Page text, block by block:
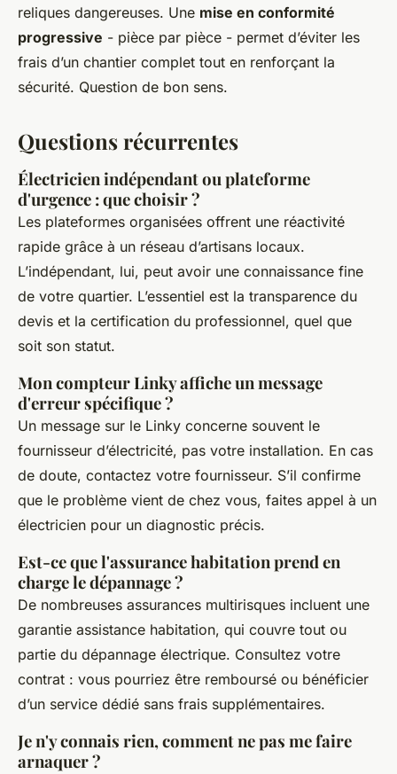
reliques dangereuses. Une mise en conformité
progressive - pièce par pièce - permet d’éviter les
frais d’un chantier complet tout en renforçant la
sécurité. Question de bon sens.
Questions récurrentes
Électricien indépendant ou plateforme
d'urgence : que choisir ?
Les plateformes organisées offrent une réactivité
rapide grâce à un réseau d’artisans locaux.
L’indépendant, lui, peut avoir une connaissance fine
de votre quartier. L’essentiel est la transparence du
devis et la certification du professionnel, quel que
soit son statut.
Mon compteur Linky affiche un message
d'erreur spécifique ?
Un message sur le Linky concerne souvent le
fournisseur d’électricité, pas votre installation. En cas
de doute, contactez votre fournisseur. S’il confirme
que le problème vient de chez vous, faites appel à un
électricien pour un diagnostic précis.
Est-ce que l'assurance habitation prend en
charge le dépannage ?
De nombreuses assurances multirisques incluent une
garantie assistance habitation, qui couvre tout ou
partie du dépannage électrique. Consultez votre
contrat : vous pourriez être remboursé ou bénéficier
d’un service dédié sans frais supplémentaires.
Je n'y connais rien, comment ne pas me faire
arnaquer ?